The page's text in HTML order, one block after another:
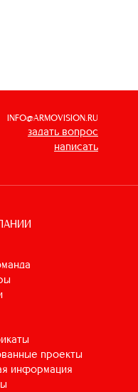
INFO@ARMOVISION.RU
задать вопрос
написать
проекты
информация